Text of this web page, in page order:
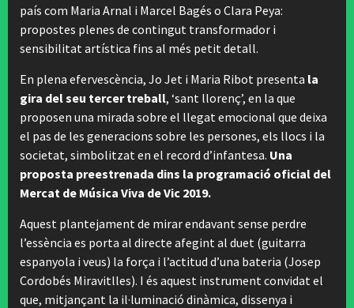
país com Maria Arnal i Marcel Bagés o Clara Peya:
propostes plenes de contingut transformador i
sensibilitat artística fins al més petit detall.
En plena efervescència, Jo Jet i Maria Ribot presenta la
gira del seu tercer treball, ‘sant llorenç’, en la que
proposen una mirada sobre el llegat emocional que deixa
el pas de les generacions sobre les persones, els llocs i la
societat, simbolitzat en el record d’infantesa. Una
proposta preestrenada dins la programació oficial del
Mercat de Música Viva de Vic 2019.
Aquest plantejament de mirar endavant sense perdre
l’essència es porta al directe afegint al duet (guitarra
espanyola i veus) la força i l’actitud d’una bateria (Josep
Cordobés Miravitlles). I és aquest instrument convidat el
que, mitjançant la il·luminació dinàmica, dissenya i